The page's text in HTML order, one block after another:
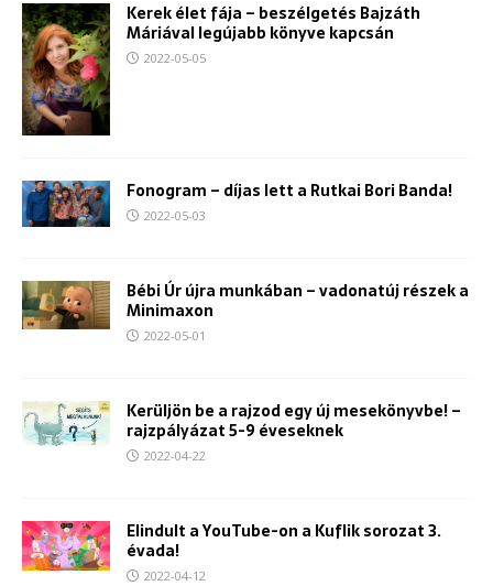
Kerek élet fája – beszélgetés Bajzáth
Máriával legújabb könyve kapcsán
2022-05-05
Fonogram – díjas lett a Rutkai Bori Banda!
2022-05-03
Bébi Úr újra munkában – vadonatúj részek a
Minimaxon
2022-05-01
Kerüljön be a rajzod egy új mesekönyvbe! –
rajzpályázat 5-9 éveseknek
2022-04-22
Elindult a YouTube-on a Kuflik sorozat 3.
évada!
2022-04-12